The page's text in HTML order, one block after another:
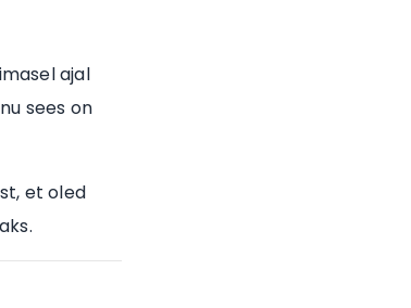
ajal
sees on
et oled